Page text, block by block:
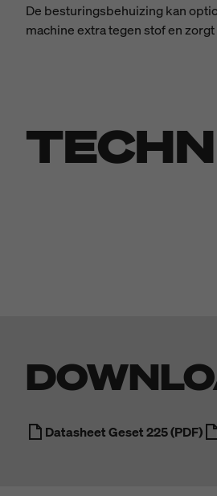
De besturingsbehuizing kan
machine extra tegen stof en
Datasheet Geset 225 (PDF)